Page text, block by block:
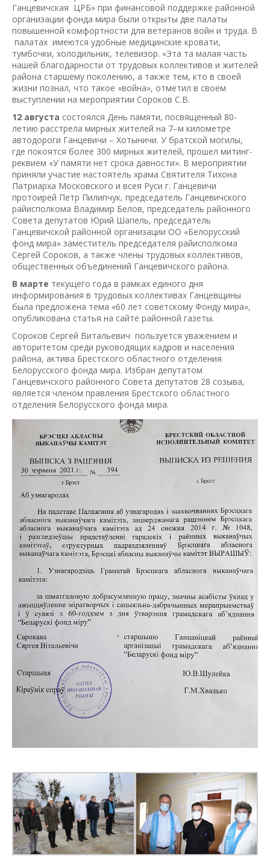
Ганцевичская ЦРБ» при финансовой поддержке районной
организации фонда мира были открыты две палаты
повышенной комфортности для ветеранов войн и труда. В
палатах имеются удобные медицинские кровати,
тумбочки, холодильник, телевизор. «Эта та малая часть
нашей благодарности от трудовых коллективов и жителей
района старшему поколению, а также тем, кто в своей
жизни познал, что такое «война», отметил в своем
выступлении на мероприятии Сороков С.В.
12 августа состоялся День памяти, посвященный 80-
летию расстрела мирных жителей на 7–м километре
автодороги Ганцевичи – Хотыничи. У братской могилы,
где покоятся более 300 мирных жителей, прошел митинг-
реквием «У памяти нет срока давности». В мероприятии
приняли участие настоятель храма Святителя Тихона
Патриарха Московского и всея Руси г. Ганцевичи
протоирей Петр Пилипчук, председатель Ганцевичского
райисполкома Владимир Белов, председатель районного
Совета депутатов Юрий Шапель, председатель
Ганцевичской районной организации ОО «Белорусский
фонд мира» заместитель председателя райисполкома
Сергей Сороков, а также члены трудовых коллективов,
общественных объединений Ганцевичского района.
В марте текущего года в рамках единого дня
информирования в трудовых коллективах Ганцевщины
была предложена тема «60 лет советскому Фонду мира»,
опубликована статья на сайте районной газеты.
Сороков Сергей Витальевич пользуется уважением и
авторитетом среди руководящих кадров и населения
района, актива Брестского областного отделения
Белорусского фонда мира. Избран депутатом
Ганцевичского районного Совета депутатов 28 созыва,
является членом правления Брестского областного
отделения Белорусского фонда мира.